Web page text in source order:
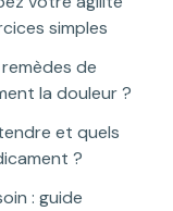
simples
de
la douleur ?
et quels
?
: guide